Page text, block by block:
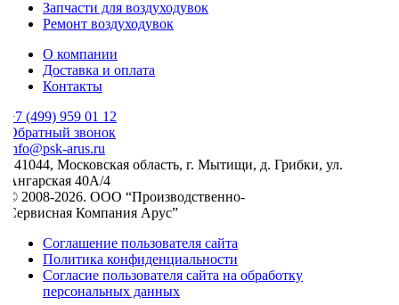
Запчасти для воздуходувок
Ремонт воздуходувок
О компании
Доставка и оплата
Контакты
(499) 959 01 12
звонок
arus.ru
Московская область, г. Мытищи, д. Грибки, ул.
40А/4
2008-2026. ООО “Производственно-
Компания Арус”
Соглашение пользователя сайта
Политика конфиденциальности
Согласие пользователя сайта на обработку
персональных данных